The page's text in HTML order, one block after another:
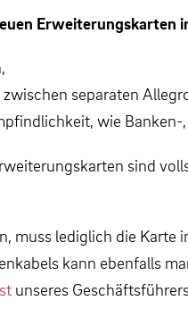
Erweiterungskarten
separaten
wie
sind
muss lediglich die
kann ebenfalls
unseres